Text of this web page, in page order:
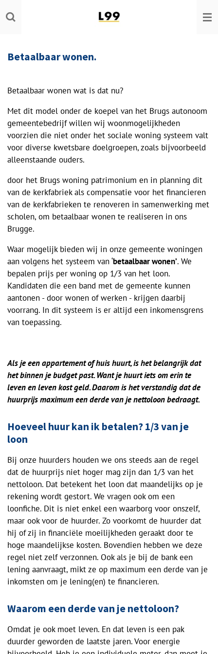
Ga
direct
hoofdinhoud
Betaalbaar wonen.
Betaalbaar wonen wat is dat nu?
Met dit model onder de koepel van het Brugs autonoom
gemeentebedrijf willen wij woonmogelijkheden
voorzien die niet onder het sociale woning systeem valt
voor diverse kwetsbare doelgroepen, zoals bijvoorbeeld
alleenstaande ouders.
door het Brugs woning patrimonium en in planning dit
van de kerkfabriek als compensatie voor het financieren
van de kerkfabrieken te renoveren in samenwerking met
scholen, om betaalbaar wonen te realiseren in ons
Brugge.
Waar mogelijk bieden wij in onze gemeente woningen
aan volgens het systeem van ‘betaalbaar wonen’. We
bepalen prijs per woning op 1/3 van het loon.
Kandidaten die een band met de gemeente kunnen
aantonen - door wonen of werken - krijgen daarbij
voorrang. In dit systeem is er altijd een inkomensgrens
van toepassing.
Als je een appartement of huis huurt, is het belangrijk dat
het binnen je budget past. Want je huurt iets om erin te
leven en leven kost geld. Daarom is het verstandig dat de
huurprijs maximum een derde van je nettoloon bedraagt.
Hoeveel huur kan ik betalen? 1/3 van je
loon
Bij onze huurders houden we ons steeds aan de regel
dat de huurprijs niet hoger mag zijn dan 1/3 van het
nettoloon. Dat betekent het loon dat maandelijks op je
rekening wordt gestort. We vragen ook om een
loonfiche. Dit is niet enkel een waarborg voor onszelf,
maar ook voor de huurder. Zo voorkomt de huurder dat
hij of zij in financiële moeilijkheden geraakt door te
hoge maandelijkse kosten. Bovendien hebben we deze
regel niet zelf verzonnen. Ook als je bij de bank een
lening aanvraagt, mikt ze op maximum een derde van je
inkomsten om je lening(en) te financieren.
Waarom een derde van je nettoloon?
Omdat je ook moet leven. En dat leven is een pak
duurder geworden de laatste jaren. Voor energie